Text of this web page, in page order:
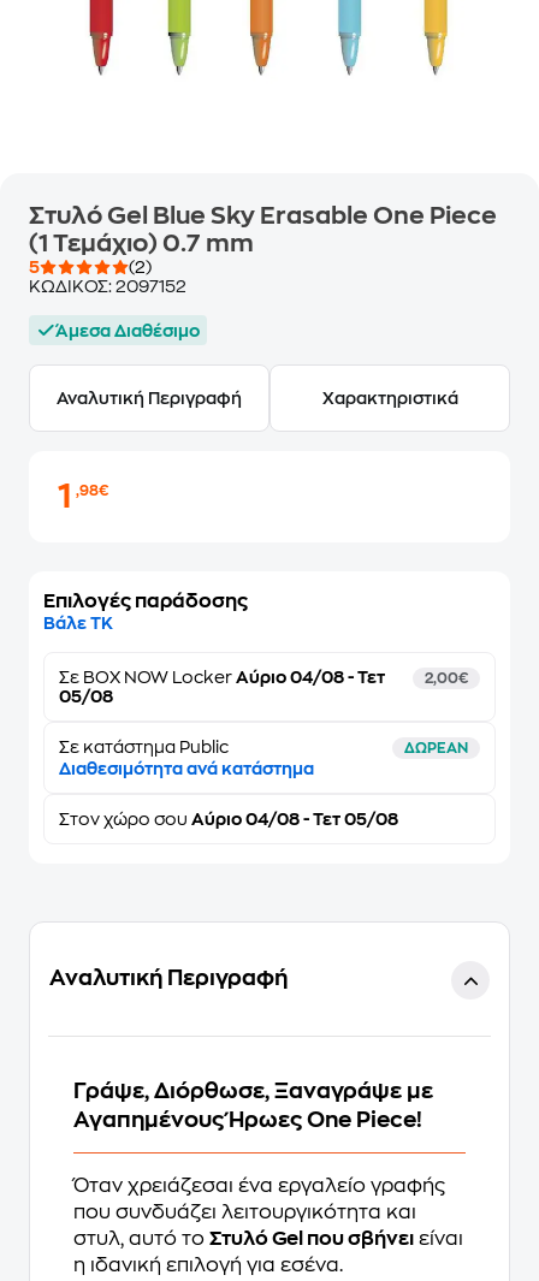
Στυλό Gel Blue Sky Erasable One Piece
(1 Τεμάχιο) 0.7 mm
5
(2)
ΚΩΔΙΚΟΣ: 2097152
Άμεσα Διαθέσιμο
Αναλυτική Περιγραφή Χαρακτηριστικά
1,98€
Επιλογές παράδοσης
Βάλε ΤΚ
Σε BOX NOW Locker Αύριο 04/08 - Τετ
05/08
2,00€
Σε κατάστημα Public ΔΩΡΕΑΝ
Διαθεσιμότητα ανά κατάστημα
Στον χώρο σου Αύριο 04/08 - Τετ 05/08
Αναλυτική Περιγραφή
Γράψε, Διόρθωσε, Ξαναγράψε με
Αγαπημένους Ήρωες One Piece!
Όταν χρειάζεσαι ένα εργαλείο γραφής
που συνδυάζει λειτουργικότητα και
στυλ, αυτό το Στυλό Gel που σβήνει είναι
η ιδανική επιλογή για εσένα.